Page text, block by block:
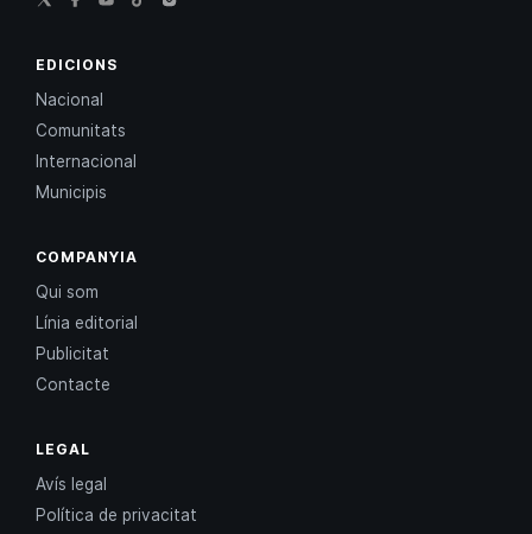
EDICIONS
Nacional
Comunitats
Internacional
Municipis
COMPANYIA
Qui som
Línia editorial
Publicitat
Contacte
LEGAL
Avís legal
Política de privacitat